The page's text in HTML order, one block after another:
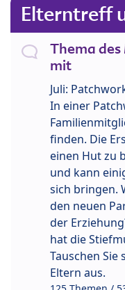
Elterntreff
Thema
mit
Juli:
In einer
finden. Die
einen Hut zu
und kann
sich bringen.
den neuen
der
hat die
Tauschen
Eltern aus.